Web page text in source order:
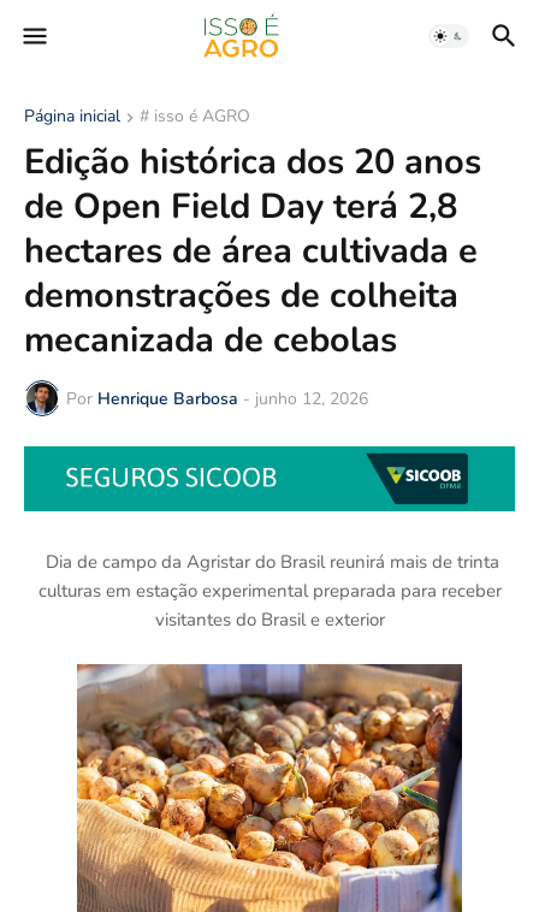
Página inicial # isso é AGRO
Edição histórica dos 20 anos
de Open Field Day terá 2,8
hectares de área cultivada e
demonstrações de colheita
mecanizada de cebolas
Por Henrique Barbosa - junho 12, 2026
Dia de campo da Agristar do Brasil reunirá mais de trinta
culturas em estação experimental preparada para receber
visitantes do Brasil e exterior